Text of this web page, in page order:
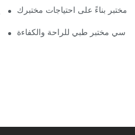
كيفية الحفاظ على
بناءً على احتياجات مختبرك
الجلوس جميلة:
مختبر طبي للراحة والكفاءة